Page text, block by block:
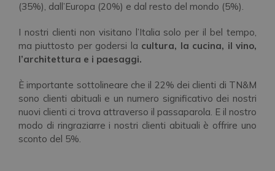
(35%), dall’Europa (20%) e dal resto del mondo (5%).
I nostri clienti non visitano l’Italia solo per il bel tempo,
ma piuttosto per godersi la cultura, la cucina, il vino,
l’architettura e i paesaggi.
È importante sottolineare che il 22% dei clienti di TN&M
sono clienti abituali e un numero significativo dei nostri
nuovi clienti ci trova attraverso il passaparola. E il nostro
modo di ringraziarre i nostri clienti abituali è offrire uno
sconto del 5%.